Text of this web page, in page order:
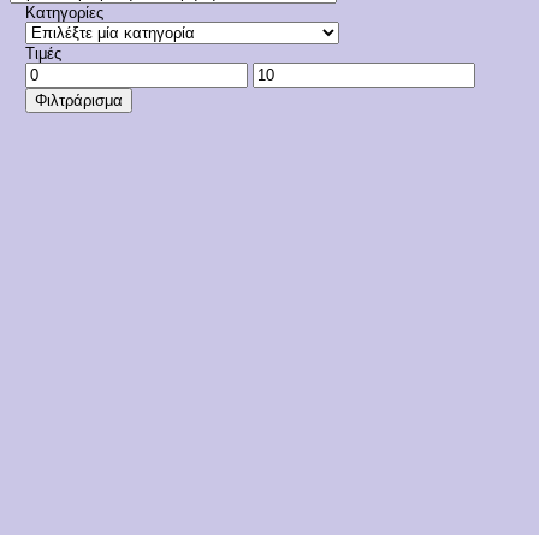
Κατηγορίες
Τιμές
Ελάχιστη
τιμή
Μέγιστη
τιμή
Φιλτράρισμα